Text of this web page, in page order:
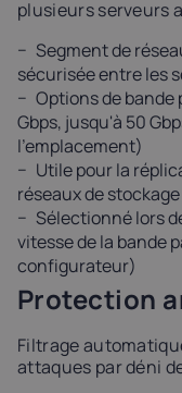
plusieurs serveurs
Segment de
sécurisée entre les
Options de bande
Gbps, jusqu'à 50
l'emplacement)
Utile pour la
réseaux de
Sélectionné lors
vitesse de la bande
configurateur)
Protection
Filtrage
attaques par déni